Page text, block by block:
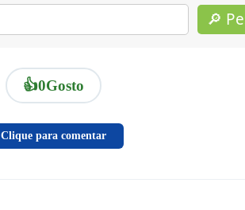
🔎
👍0Gosto
Clique para comentar